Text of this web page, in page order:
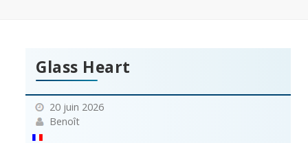
Glass Heart
20 juin 2026
Benoît